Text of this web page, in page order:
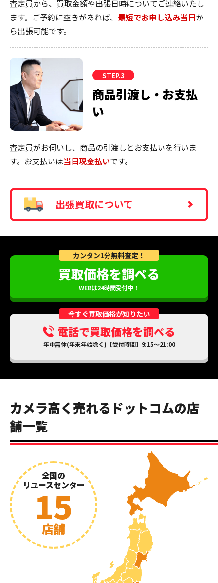
査定員から、買取金額や出張日時についてご連絡いたし
ます。ご予約に空きがあれば、 最短でお申し込み当日か
ら出張可能です。
STEP.3
商品引渡し・お支払
い
査定員がお伺いし、商品の引渡しとお支払いを行いま
す。お支払いは当日現金払いです。
出張買取について
カンタン1分無料査定！
買取価格を調べる
WEBは24時間受付中！
今すぐ買取価格が知りたい
電話で買取価格を調べる
年中無休(年末年始除く)【受付時間】9:15～21:00
カメラ高く売れるドットコムの店
舗一覧
全国の
リユースセンター
15
店舗